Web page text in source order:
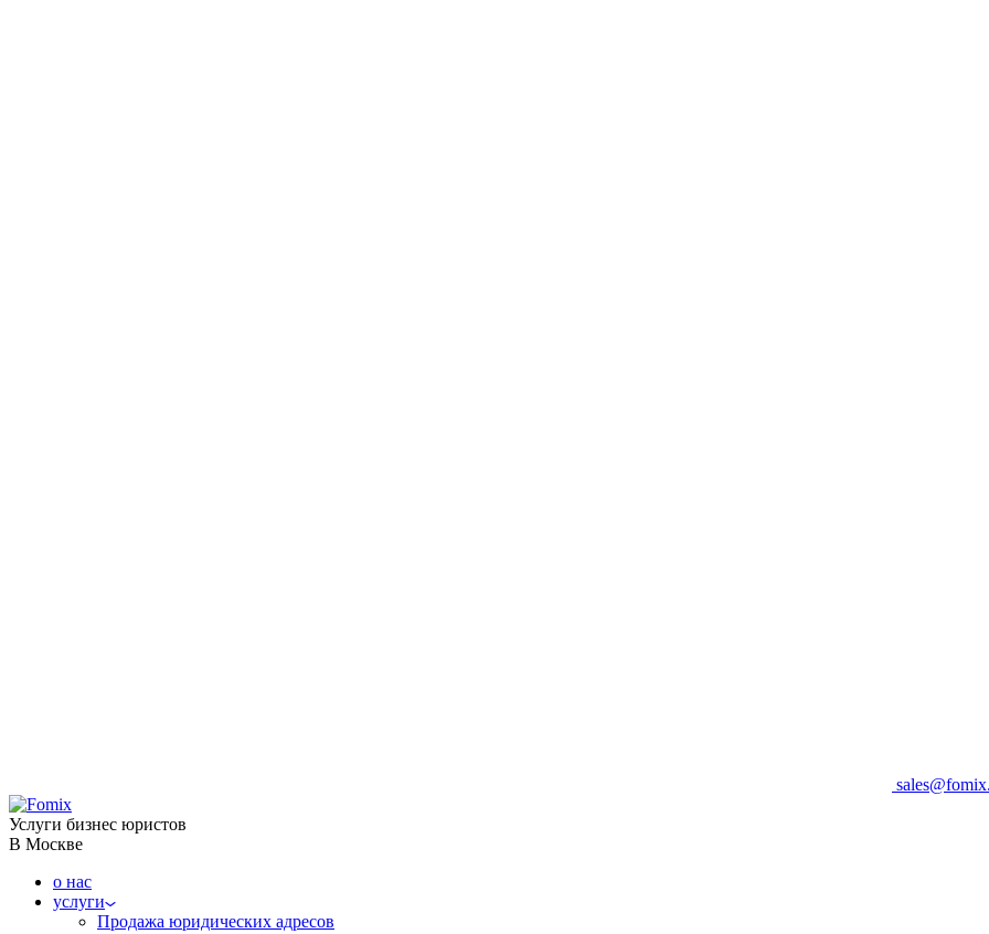
Услуги бизнес юристов
В Москве
о нас
услуги
Продажа юридических адресов